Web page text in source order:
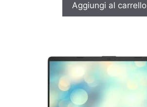
Aggiungi al carrello